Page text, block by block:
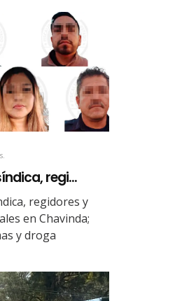
regi...
regidores y
en Chavinda;
y droga